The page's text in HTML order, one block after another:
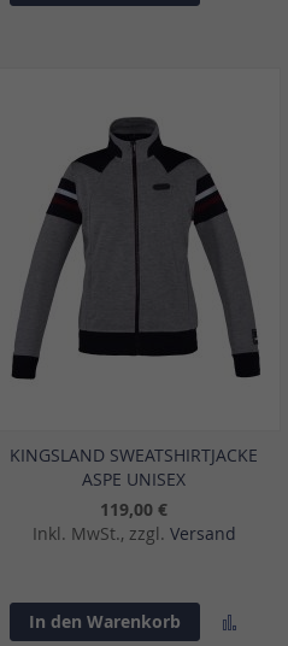
KINGSLAND SWEATSHIRTJACKE
ASPE UNISEX
119,00 €
Inkl. MwSt., zzgl. Versand
In den Warenkorb